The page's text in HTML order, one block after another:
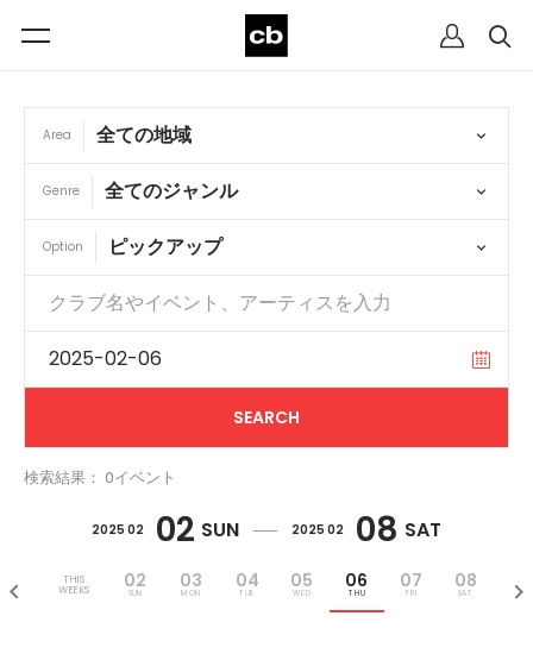
Area
Genre
Option
検索結果： 0イベント
2025 02 02 SUN 2025 02 08 SAT
THIS
WEEKS
02
SUN
03
MON
04
TUE
05
WED
06
THU
07
FRI
08
SAT